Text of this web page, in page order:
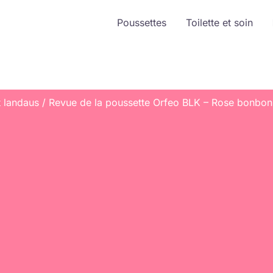
Poussettes Toilette et soin
landaus Revue de la poussette Orfeo BLK – Rose bonbon